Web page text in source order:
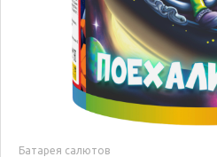
Батарея салютов